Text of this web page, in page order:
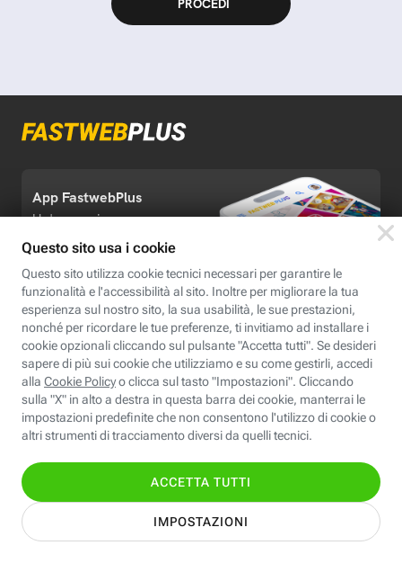
App FastwebPlus
Un'app unica per
conoscere, informare,
Seguici
Scopri Fastweb
Chi siamo